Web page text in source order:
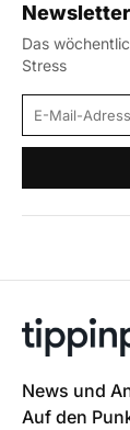
Das
Stress
E-Mail-
News und
Auf den